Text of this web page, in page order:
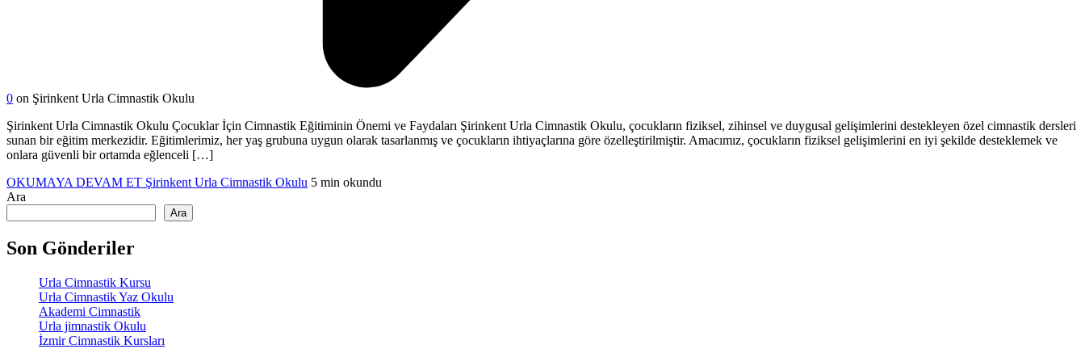
0 on Şirinkent Urla Cimnastik Okulu
Şirinkent Urla Cimnastik Okulu Çocuklar İçin Cimnastik Eğitiminin Önemi ve Faydaları Şirinkent Urla Cimnastik Okulu, çocukların fiziksel, zihinsel ve duygusal gelişimlerini destekleyen özel cimnastik dersleri
sunan bir eğitim merkezidir. Eğitimlerimiz, her yaş grubuna uygun olarak tasarlanmış ve çocukların ihtiyaçlarına göre özelleştirilmiştir. Amacımız, çocukların fiziksel gelişimlerini en iyi şekilde desteklemek ve
onlara güvenli bir ortamda eğlenceli […]
OKUMAYA DEVAM ET Şirinkent Urla Cimnastik Okulu 5 min okundu
Ara
Ara
Son Gönderiler
Urla Cimnastik Kursu
Urla Cimnastik Yaz Okulu
Akademi Cimnastik
Urla jimnastik Okulu
İzmir Cimnastik Kursları